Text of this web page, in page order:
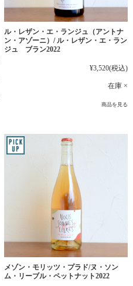
ル・レザン・エ・ランジュ（アントナ
ン・アゾーニ）/ ル・レザン・エ・ラン
ジュ ブラン2022
¥3,520(税込)
在庫 ×
商品を見る
メゾン・モリッツ・プラド/ヌ・ソン
ム・リーブル・ペットナット2022